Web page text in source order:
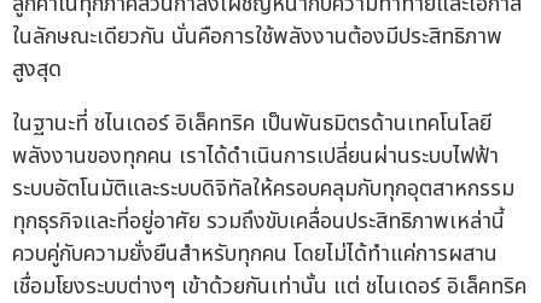
ในลักษณะเดียวกัน นั่นคือการใช้พลังงานต้องมีประสิทธิภาพ
สูงสุด
ในฐานะที่ ชไนเดอร์ อิเล็คทริค เป็นพันธมิตรด้านเทคโนโลยี
พลังงานของทุกคน เราได้ดำเนินการเปลี่ยนผ่านระบบไฟฟ้า
ระบบอัตโนมัติและระบบดิจิทัลให้ครอบคลุมกับทุกอุตสาหกรรม
ทุกธุรกิจและที่อยู่อาศัย รวมถึงขับเคลื่อนประสิทธิภาพเหล่านี้
ควบคู่กับความยั่งยืนสำหรับทุกคน โดยไม่ได้ทำแค่การผสาน
เชื่อมโยงระบบต่างๆ เข้าด้วยกันเท่านั้น แต่ ชไนเดอร์ อิเล็คทริค